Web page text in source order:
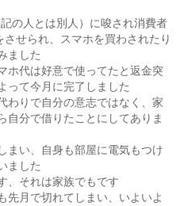
の人とは別人）に唆され消費者
せられ、スマホを買わされたり
ました
ホ代は好意で使ってたと返金突
って今月に完了しました
わりで自分の意志ではなく、家
自分で借りたことにしてありま
まい、自身も部屋に電気もつけ
ました
、それは家族でもです
先月で切れてしまい、いよいよ